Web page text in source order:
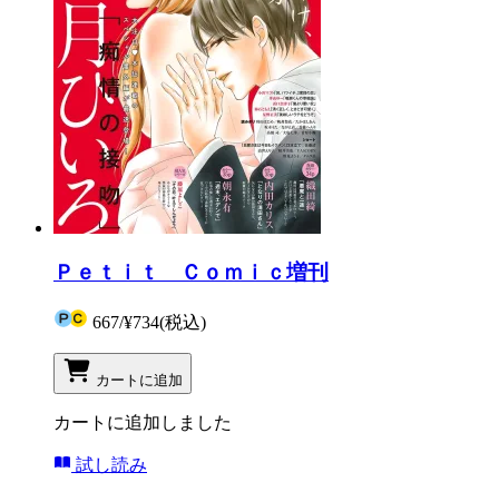
Ｐｅｔｉｔ Ｃｏｍｉｃ増刊
667/¥734(税込)
カートに追加
カートに追加しました
試し読み